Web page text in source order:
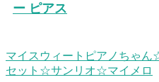
ー ピアス
マイスウィートピアノちゃ
セット☆サンリオ☆マイメロ